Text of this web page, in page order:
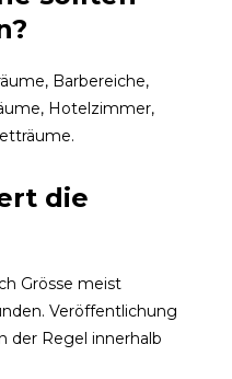
Barbereiche,
Hotelzimmer,
die
Grösse meist
Veröffentlichung
der Regel innerhalb